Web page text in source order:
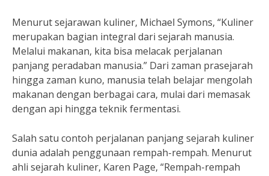
Menurut sejarawan kuliner, Michael Symons, “Kuliner
merupakan bagian integral dari sejarah manusia.
Melalui makanan, kita bisa melacak perjalanan
panjang peradaban manusia.” Dari zaman prasejarah
hingga zaman kuno, manusia telah belajar mengolah
makanan dengan berbagai cara, mulai dari memasak
dengan api hingga teknik fermentasi.
Salah satu contoh perjalanan panjang sejarah kuliner
dunia adalah penggunaan rempah-rempah. Menurut
ahli sejarah kuliner, Karen Page, “Rempah-rempah